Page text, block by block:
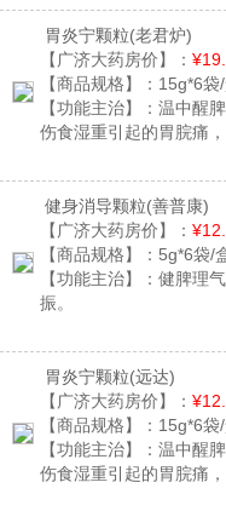
胃炎宁颗粒(老君炉)
【广济大药房价】：
【商品规格】： 15g*6袋
【功能主治】： 温中醒
伤食湿重引起的胃脘痛
健身消导颗粒(善普康)
【广济大药房价】：
【商品规格】： 5g*6袋/
【功能主治】： 健脾理
振。
胃炎宁颗粒(远达)
【广济大药房价】：
【商品规格】： 15g*6袋
【功能主治】： 温中醒
伤食湿重引起的胃脘痛